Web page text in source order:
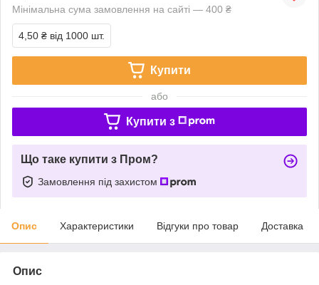
Мінімальна сума замовлення на сайті — 400 ₴
4,50 ₴ від 1000 шт.
Купити
або
Купити з
Що таке купити з Пром?
Замовлення під захистом
Опис Характеристики Відгуки про товар Доставка
Опис